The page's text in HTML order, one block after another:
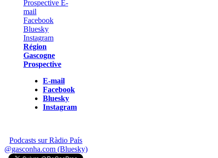
Région
Gascogne
Prospective
E-mail
Facebook
Bluesky
Instagram
Podcasts sur Ràdio País
@gasconha.com (Bluesky)